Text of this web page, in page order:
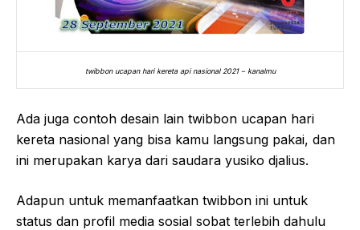
twibbon ucapan hari kereta api nasional 2021 – kanalmu
Ada juga contoh desain lain twibbon ucapan hari
kereta nasional yang bisa kamu langsung pakai, dan
ini merupakan karya dari saudara yusiko djalius.
Adapun untuk memanfaatkan twibbon ini untuk
status dan profil media sosial sobat terlebih dahulu